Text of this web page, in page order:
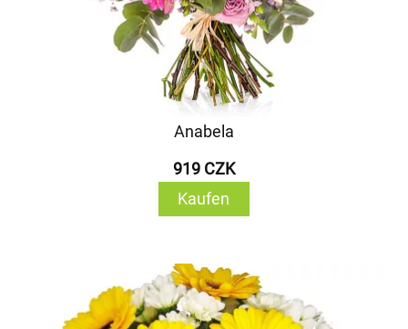
Anabela
919 CZK
Kaufen